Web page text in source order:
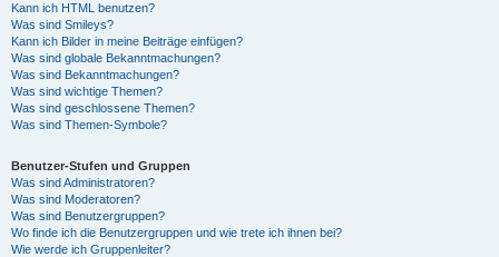
Kann ich HTML benutzen?
Was sind Smileys?
Kann ich Bilder in meine Beiträge einfügen?
Was sind globale Bekanntmachungen?
Was sind Bekanntmachungen?
Was sind wichtige Themen?
Was sind geschlossene Themen?
Was sind Themen-Symbole?
Benutzer-Stufen und Gruppen
Was sind Administratoren?
Was sind Moderatoren?
Was sind Benutzergruppen?
Wo finde ich die Benutzergruppen und wie trete ich ihnen bei?
Wie werde ich Gruppenleiter?